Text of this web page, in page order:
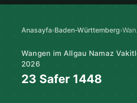
Anasayfa›Baden-Württemberg›
Wangen im Allgau Namaz
2026
23 Safer 1448